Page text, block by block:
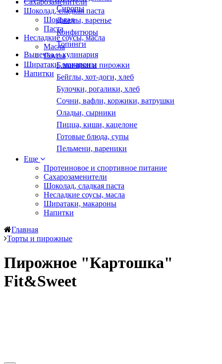
Сахарозаменители
Шоколад, сладкая паста
Шоколад
Паста
Несладкие соусы, масла
Масла
Соусы
Ширатаки, макароны
Напитки
Сиропы
Джемы, варенье
Конфитюры
Топинги
Выпечка и кулинария
Блинчики и пирожки
Бейглы, хот-доги, хлеб
Булочки, рогалики, хлеб
Сочни, вафли, коржики, ватрушки
Оладьи, сырники
Пицца, киши, кацелоне
Готовые блюда, супы
Пельмени, вареники
Еще
Протеиновое и спортивное питание
Сахарозаменители
Шоколад, сладкая паста
Несладкие соусы, масла
Ширатаки, макароны
Напитки
Главная
Торты и пирожные
Пирожное "Картошка"
Fit&Sweet